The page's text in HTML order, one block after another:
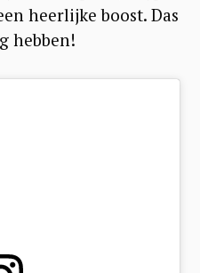
heerlijke boost. Das
hebben!